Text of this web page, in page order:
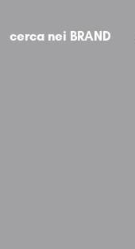
cerca nei BRAND